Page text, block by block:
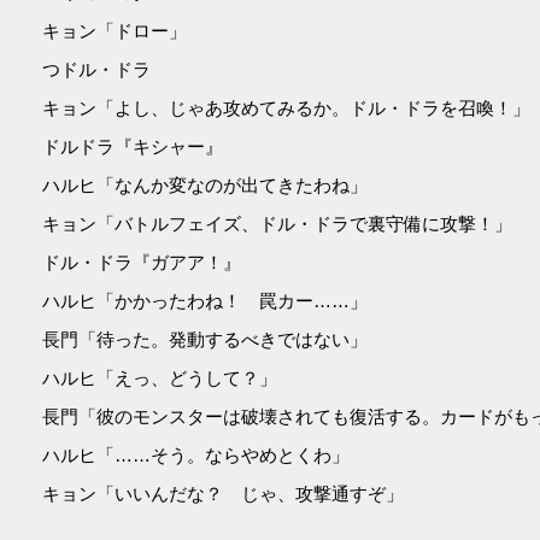
キョン「ドロー」
つドル・ドラ
キョン「よし、じゃあ攻めてみるか。ドル・ドラを召喚！」
ドルドラ『キシャー』
ハルヒ「なんか変なのが出てきたわね」
キョン「バトルフェイズ、ドル・ドラで裏守備に攻撃！」
ドル・ドラ『ガアア！』
ハルヒ「かかったわね！ 罠カー……」
長門「待った。発動するべきではない」
ハルヒ「えっ、どうして？」
長門「彼のモンスターは破壊されても復活する。カードがも
ハルヒ「……そう。ならやめとくわ」
キョン「いいんだな？ じゃ、攻撃通すぞ」